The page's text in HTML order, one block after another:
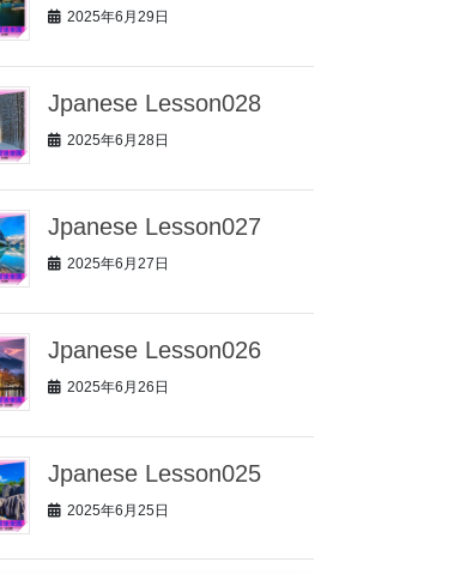
2025年6月29日
Jpanese Lesson028
2025年6月28日
Jpanese Lesson027
2025年6月27日
Jpanese Lesson026
2025年6月26日
Jpanese Lesson025
2025年6月25日